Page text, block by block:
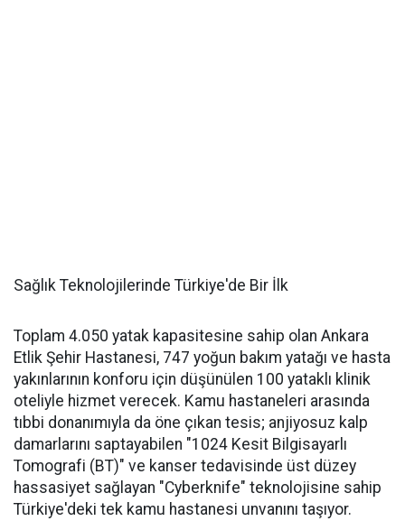
Sağlık Teknolojilerinde Türkiye'de Bir İlk
Toplam 4.050 yatak kapasitesine sahip olan Ankara
Etlik Şehir Hastanesi, 747 yoğun bakım yatağı ve hasta
yakınlarının konforu için düşünülen 100 yataklı klinik
oteliyle hizmet verecek. Kamu hastaneleri arasında
tıbbi donanımıyla da öne çıkan tesis; anjiyosuz kalp
damarlarını saptayabilen "1024 Kesit Bilgisayarlı
Tomografi (BT)" ve kanser tedavisinde üst düzey
hassasiyet sağlayan "Cyberknife" teknolojisine sahip
Türkiye'deki tek kamu hastanesi unvanını taşıyor.